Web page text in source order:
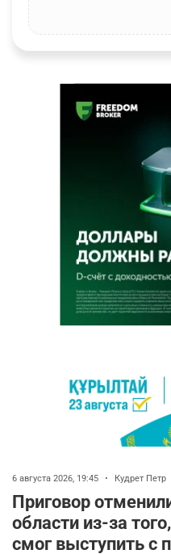
6 августа 2026, 19:45 • Кудрет Петр
Приговор
области из-за
смог выступить с